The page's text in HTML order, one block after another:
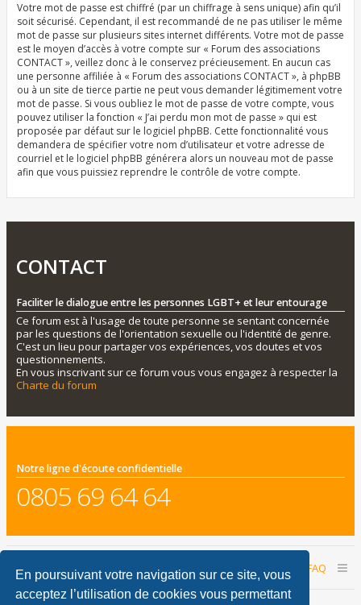
En poursuivant votre navigation sur ce site, vous
acceptez l’utilisation de cookies vous permettant
Votre mot de passe est chiffré (par un chiffrage à sens unique) afin qu’il
soit sécurisé. Cependant, il est recommandé de ne pas utiliser le même
mot de passe sur plusieurs sites internet différents. Votre mot de passe
est le moyen d’accès à votre compte sur « Forum des associations
CONTACT », veillez donc à le conservez précieusement. En aucun cas
une personne affiliée à « Forum des associations CONTACT », à phpBB
ou à un site de tierce partie ne peut vous demander légitimement votre
mot de passe. Si vous oubliez le mot de passe de votre compte, vous
pouvez utiliser la fonction « J’ai perdu mon mot de passe » qui est
proposée par défaut sur le logiciel phpBB. Cette fonctionnalité vous
demandera de spécifier votre nom d’utilisateur et votre adresse de
courriel et le logiciel phpBB générera alors un nouveau mot de passe
afin que vous puissiez reprendre le contrôle de votre compte.
CONTACT
Faciliter le dialogue entre les personnes LGBT+ et leur entourage
Ce forum est à l'usage de toute personne se sentant concernée
par les questions de l'orientation sexuelle ou l'identité de genre.
C'est un lieu pour partager vos expériences, vos doutes et vos
questionnements.
En vous inscrivant sur ce forum vous vous engagez à respecter la
Charte du forum
Notre ligne d'écoute confidentielle
0805 69 64 64
Accueil du forum FAQ
Nous contacter